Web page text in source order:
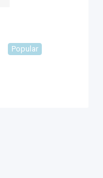
Popular